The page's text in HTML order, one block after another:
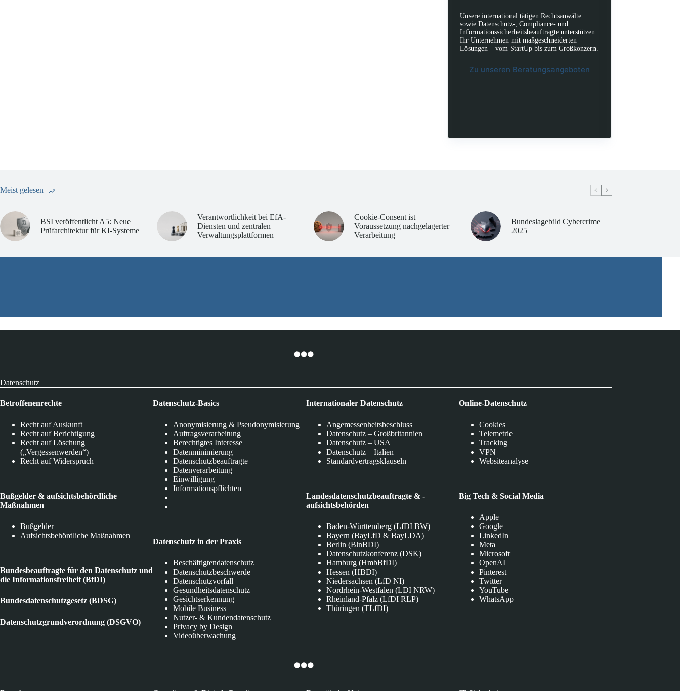
Unsere international tätigen Rechtsanwälte
sowie Datenschutz-, Compliance- und
Informationssicherheitsbeauftragte unterstützen
Ihr Unternehmen mit maßgeschneiderten
Lösungen – vom StartUp bis zum Großkonzern.
Zu unseren Beratungsangeboten
Meist gelesen
BSI veröffentlicht A5: Neue
Prüfarchitektur für KI-Systeme
Verantwortlichkeit bei EfA-
Diensten und zentralen
Verwaltungsplattformen
Cookie-Consent ist
Voraussetzung nachgelagerter
Verarbeitung
Bundeslagebild Cybercrime
2025
Datenschutz
Betroffenenrechte
Recht auf Auskunft
Recht auf Berichtigung
Recht auf Löschung
(„Vergessenwerden“)
Recht auf Widerspruch
Bußgelder & aufsichtsbehördliche
Maßnahmen
Bußgelder
Aufsichtsbehördliche Maßnahmen
Bundesbeauftragte für den Datenschutz und
die Informationsfreiheit (BfDI)
Bundesdatenschutzgesetz (BDSG)
Datenschutzgrundverordnung (DSGVO)
Datenschutz-Basics
Anonymisierung & Pseudonymisierung
Auftragsverarbeitung
Berechtigtes Interesse
Datenminimierung
Datenschutzbeauftragte
Datenverarbeitung
Einwilligung
Informationspflichten
Datenschutz in der Praxis
Beschäftigtendatenschutz
Datenschutzbeschwerde
Datenschutzvorfall
Gesundheitsdatenschutz
Gesichtserkennung
Mobile Business
Nutzer- & Kundendatenschutz
Privacy by Design
Videoüberwachung
Internationaler Datenschutz
Angemessenheitsbeschluss
Datenschutz – Großbritannien
Datenschutz – USA
Datenschutz – Italien
Standardvertragsklauseln
Landesdatenschutzbeauftragte & -
aufsichtsbehörden
Baden-Württemberg (LfDI BW)
Bayern (BayLfD & BayLDA)
Berlin (BlnBDI)
Datenschutzkonferenz (DSK)
Hamburg (HmbBfDI)
Hessen (HBDI)
Niedersachsen (LfD NI)
Nordrhein-Westfalen (LDI NRW)
Rheinland-Pfalz (LfDI RLP)
Thüringen (TLfDI)
Online-Datenschutz
Cookies
Telemetrie
Tracking
VPN
Websiteanalyse
Big Tech & Social Media
Apple
Google
LinkedIn
Meta
Microsoft
OpenAI
Pinterest
Twitter
YouTube
WhatsApp